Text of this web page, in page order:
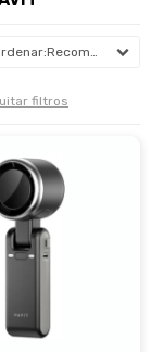
Recomendados
filtros